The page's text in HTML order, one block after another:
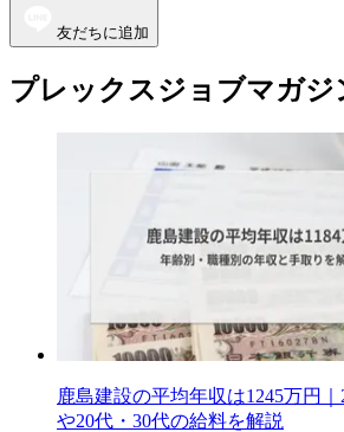
友だちに追加
プレックスジョブマガジ
鹿島建設の平均年収は1245万円
や20代・30代の給料を解説